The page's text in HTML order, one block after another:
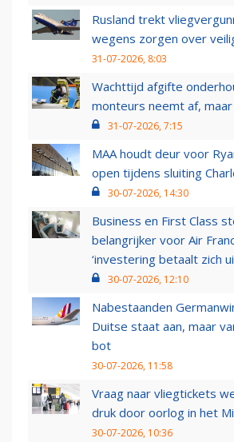
Rusland trekt
wegens zorgen over
31-07-2026, 8:03
Wachttijd afgifte
monteurs neemt af,
31-07-2026, 7:15
MAA houdt deur voor
open tijdens sluiting
30-07-2026, 14:30
Business en First Class
belangrijker voor Air
‘investering betaalt zich
30-07-2026, 12:10
Nabestaanden
Duitse staat aan, maar
bot
30-07-2026, 11:58
Vraag naar vliegtickets
druk door oorlog in het
30-07-2026, 10:36